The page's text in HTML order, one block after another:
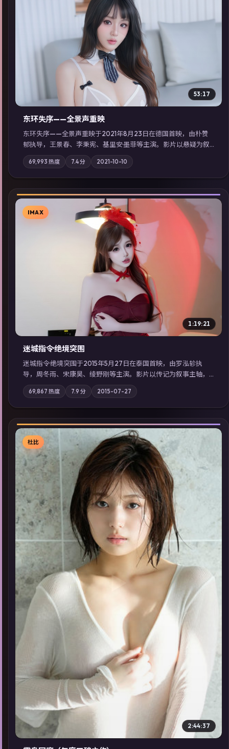
▶
53:17
东环失序——全景声重映
东环失序——全景声重映于2021年8月23日在德国首映，由朴赞
郁执导，王景春、李秉宪、基里安·墨菲等主演。影片以悬疑为叙
事主轴，科技与人性的边界在实验事故后逐渐模糊；摄影与配乐
强化地域气质；站内亦可通过「国产免费观看高清电视剧在线
看」延展检索同类型高分佳作，畅享高清在线追剧体验。
69,993 热度 7.4分 2021-10-10
▶
IMAX
1:19:21
迷城指令·绝境突围
迷城指令·绝境突围于2015年5月27日在泰国首映，由罗泓轸执
导，周冬雨、宋康昊、绫野刚等主演。影片以传记为叙事主轴，
记忆碎片重组后，主角发现自己从未活过“真实”的一天；摄影与
配乐强化地域气质；站内亦可通过「国产免费观看高清电视剧在
线看」延展检索同类型高分佳作，畅享高清在线追剧体验。
69,867 热度 7.9 分 2015-07-27
▶
杜比
2:44:37